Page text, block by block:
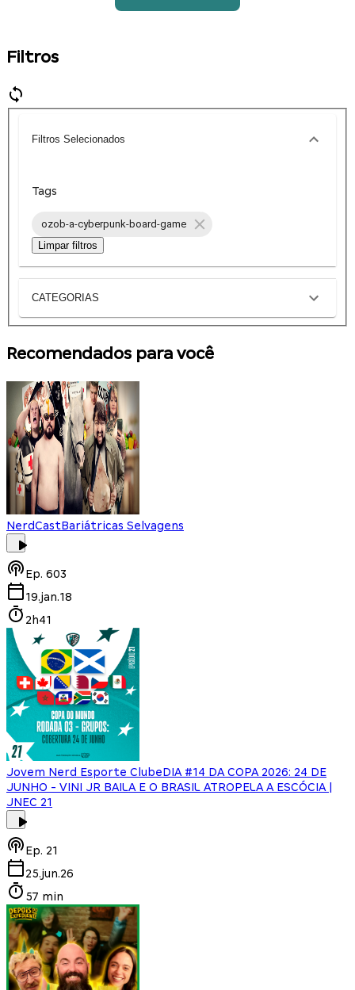
Filtros
Filtros Selecionados
Tags
ozob-a-cyberpunk-board-game
Limpar filtros
CATEGORIAS
Recomendados para você
NerdCastBariátricas Selvagens
Ep. 603
19.jan.18
2h41
Jovem Nerd Esporte ClubeDIA #14 DA COPA 2026: 24 DE
JUNHO - VINI JR BAILA E O BRASIL ATROPELA A ESCÓCIA |
JNEC 21
Ep. 21
25.jun.26
57 min